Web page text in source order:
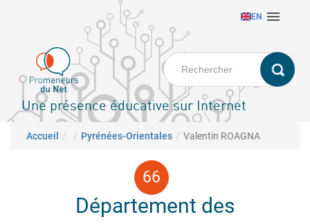
principal
EN 
Une présence éducative sur Internet
Fil d'Ariane
Accueil Pyrénées-Orientales Valentin ROAGNA
Département des